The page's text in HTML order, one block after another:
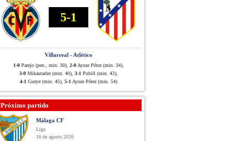
5-1
Villarreal - Atlético
1-0 Parejo (pen., min. 30), 2-0 Ayoze Pérez (min. 34),
3-0 Mikautadze (min. 40), 3-1 Pubill (min. 43),
4-1 Gueye (min. 45), 5-1 Ayoze Pérez (min. 54)
Próximo partido
Málaga CF
Liga
16 de agosto 2026